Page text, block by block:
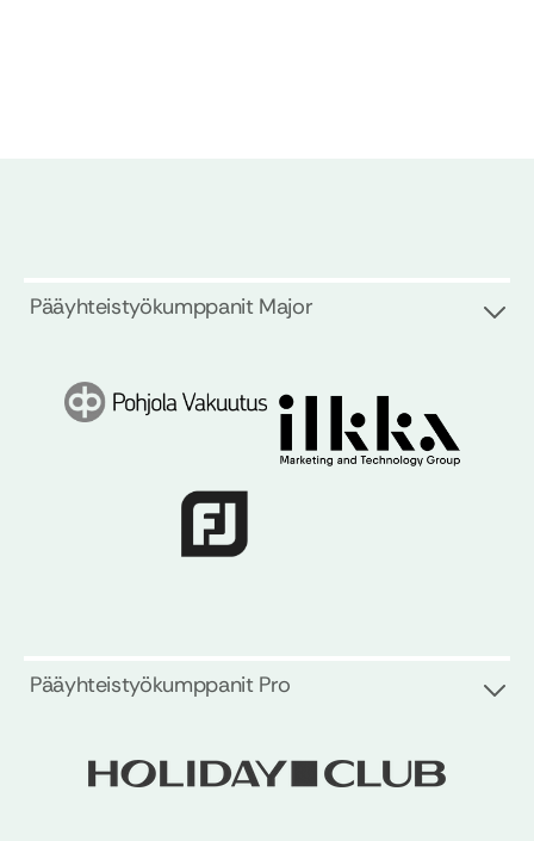
Pääyhteistyökumppanit Major
Pääyhteistyökumppanit Pro